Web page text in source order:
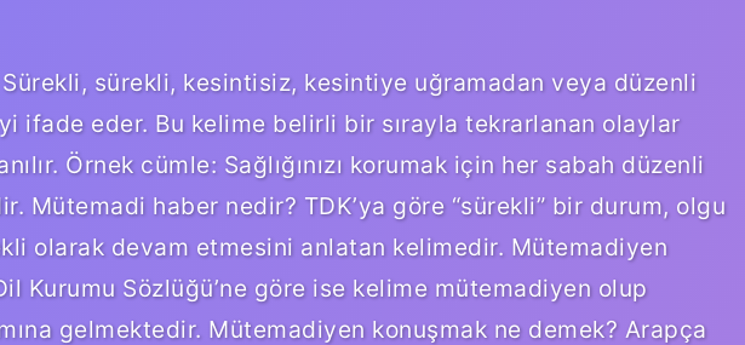
sürekli, kesintisiz, kesintiye uğramadan veya düzenli
ifade eder. Bu kelime belirli bir sırayla tekrarlanan olaylar
Örnek cümle: Sağlığınızı korumak için her sabah düzenli
Mütemadi haber nedir? TDK’ya göre “sürekli” bir durum, olgu
olarak devam etmesini anlatan kelimedir. Mütemadiyen
Kurumu Sözlüğü’ne göre ise kelime mütemadiyen olup
gelmektedir. Mütemadiyen konuşmak ne demek? Arapça